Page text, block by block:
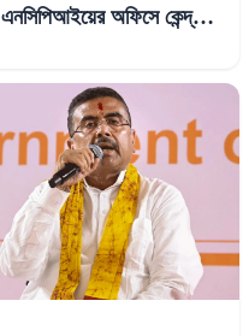
এনসিপিআইয়ের অফিসে কেন্দ্রীয়